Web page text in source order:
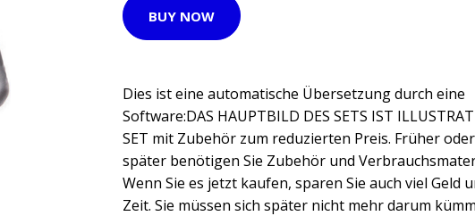
BUY NOW
Dies ist eine automatische Übersetzung durch eine
Software:DAS HAUPTBILD DES SETS IST
SET mit Zubehör zum reduzierten Preis. Früher oder
später benötigen Sie Zubehör und
Wenn Sie es jetzt kaufen, sparen Sie auch viel Geld
Zeit. Sie müssen sich später nicht mehr darum